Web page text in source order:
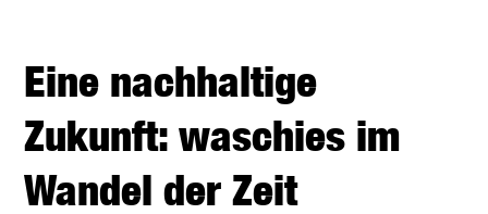
Eine nachhaltige
Zukunft: waschies im
Wandel der Zeit